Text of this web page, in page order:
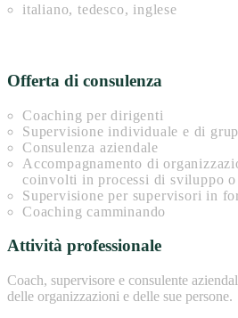
italiano, tedesco, inglese
Offerta di consulenza
Coaching per dirigenti
Supervisione individuale e di
Consulenza aziendale
Accompagnamento di
coinvolti in processi di sviluppo o
Supervisione per supervisori in
Coaching camminando
Attività professionale
Coach, supervisore e consulente
delle organizzazioni e delle sue persone.